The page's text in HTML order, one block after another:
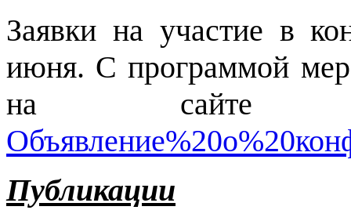
Заявки на участие в
июня. С программой
на
Публикации